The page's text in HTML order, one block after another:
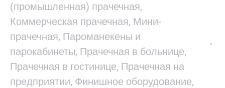
(промышленная) прачечная,
Коммерческая прачечная, Мини-
прачечная, Пароманекены и
парокабинеты, Прачечная в больнице,
Прачечная в гостинице, Прачечная на
предприятии, Финишное оборудование,